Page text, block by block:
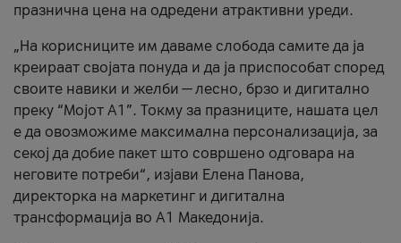
празнична цена на одредени атрактивни уреди.
„На корисниците им даваме слобода самите да ја
креираат својата понуда и да ја приспособат според
своите навики и желби — лесно, брзо и дигитално
преку “Мојот А1”. Токму за празниците, нашата цел
е да овозможиме максимална персонализација, за
секој да добие пакет што совршено одговара на
неговите потреби“, изјави Елена Панова,
директорка на маркетинг и дигитална
трансформација во А1 Македонија.